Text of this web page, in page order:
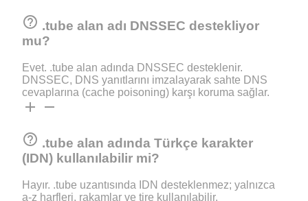
help_outline .tube alan adı DNSSEC destekliyor
mu?
Evet. .tube alan adında DNSSEC desteklenir.
DNSSEC, DNS yanıtlarını imzalayarak sahte DNS
cevaplarına (cache poisoning) karşı koruma sağlar.
add remove
help_outline .tube alan adında Türkçe karakter
(IDN) kullanılabilir mi?
Hayır. .tube uzantısında IDN desteklenmez; yalnızca
a-z harfleri, rakamlar ve tire kullanılabilir.